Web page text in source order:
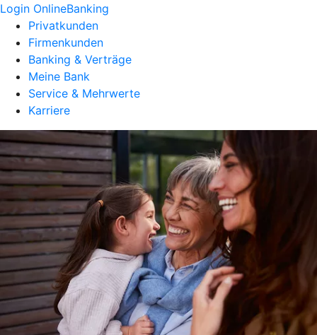
Login OnlineBanking
Privatkunden
Firmenkunden
Banking & Verträge
Meine Bank
Service & Mehrwerte
Karriere